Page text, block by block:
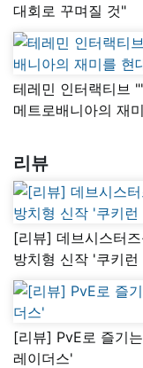
대회로 꾸며질 것"
테레민 인터랙티브
메트로배니아의 재
리뷰
[리뷰] 데브시스터
방치형 신작 '쿠키런
[리뷰] PvE로 즐기
레이더스'